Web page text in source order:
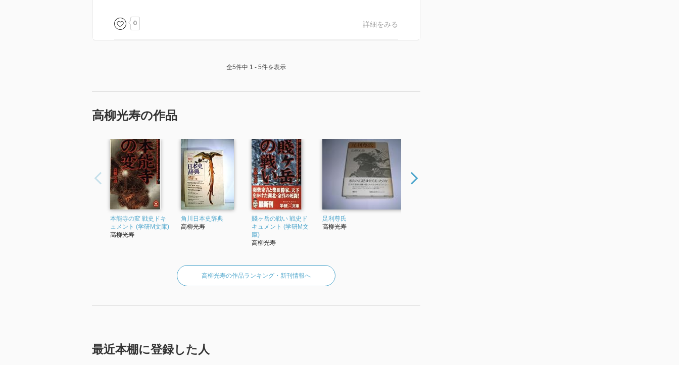
0 詳細をみる
全5件中 1 - 5件を表示
高柳光寿の作品
本能寺の変 戦史ドキ
ュメント (学研M文庫)
高柳光寿
角川日本史辞典
高柳光寿
賤ヶ岳の戦い 戦史ド
キュメント (学研M文
庫)
高柳光寿
足利尊氏
高柳光寿
高柳光寿の作品ランキング・新刊情報へ
最近本棚に登録した人